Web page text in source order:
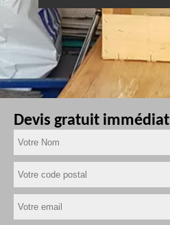
Devis gratuit immédiat